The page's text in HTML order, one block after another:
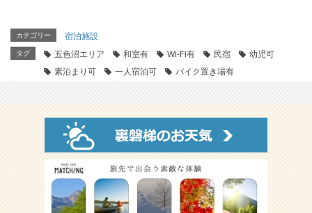
c
e
b
o
o
k
tt
er
e
カテゴリー 宿泊施設
タグ 五色沼エリア 和室有 Wi-Fi有 民宿
幼児可
素泊まり可
一人宿泊可 バイク置き場有